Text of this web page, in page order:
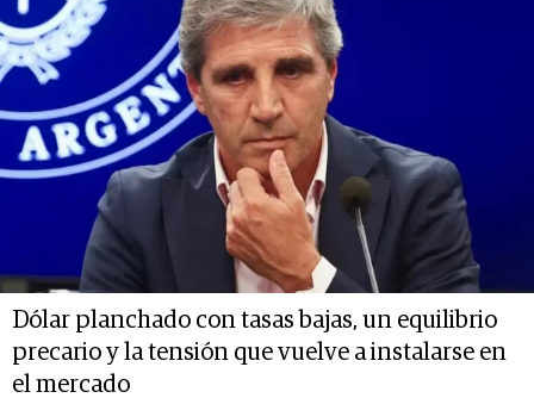
Dólar planchado con tasas bajas, un equilibrio
precario y la tensión que vuelve a instalarse en
el mercado